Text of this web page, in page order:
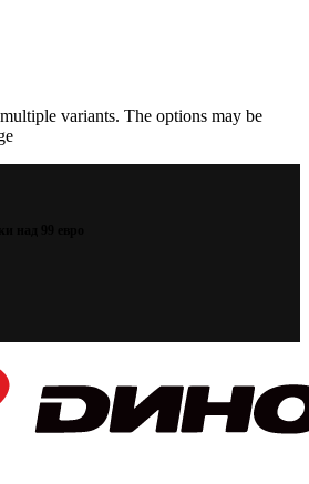
variants. The options may be